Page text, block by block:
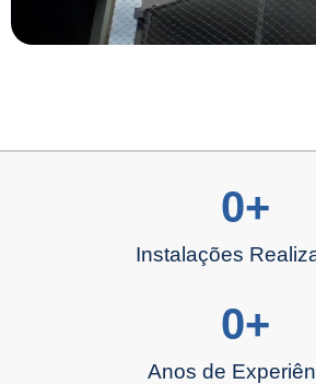
Instalações
0+
Anos de
0+